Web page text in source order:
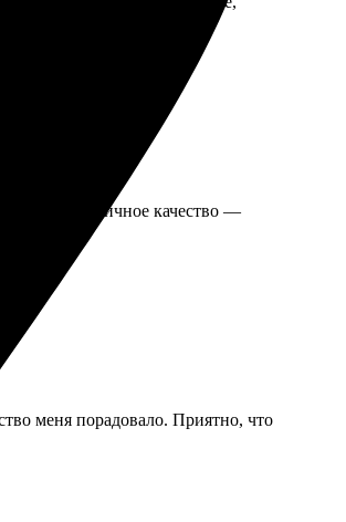
и отличное качество —
меня порадовало. Приятно, что